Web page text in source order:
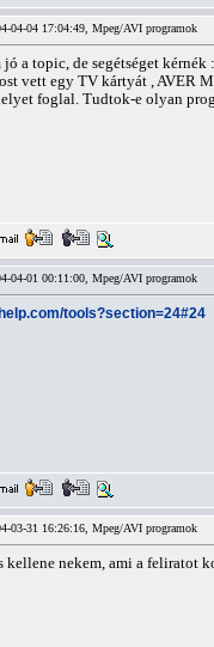
04-04 17:04:49, Mpeg/AVI programok
a topic, de segétséget kérnék :
vett egy TV kártyát , AVER
foglal. Tudtok-e olyan
04-01 00:11:00, Mpeg/AVI programok
tools?section=24#24
03-31 16:26:16, Mpeg/AVI programok
kellene nekem, ami a feliratot